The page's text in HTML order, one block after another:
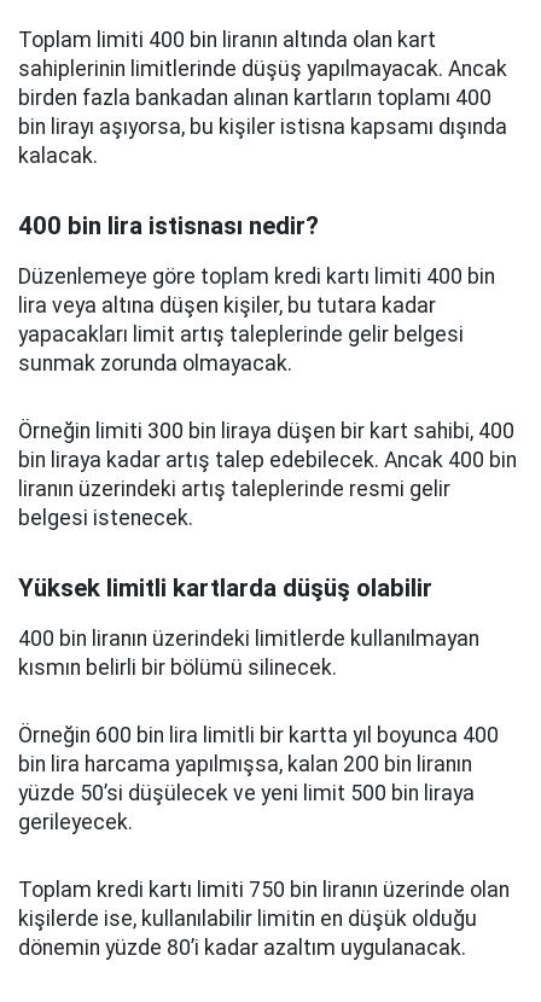
Toplam limiti 400 bin liranın altında olan kart
sahiplerinin limitlerinde düşüş yapılmayacak. Ancak
birden fazla bankadan alınan kartların toplamı 400
bin lirayı aşıyorsa, bu kişiler istisna kapsamı dışında
kalacak.
400 bin lira istisnası nedir?
Düzenlemeye göre toplam kredi kartı limiti 400 bin
lira veya altına düşen kişiler, bu tutara kadar
yapacakları limit artış taleplerinde gelir belgesi
sunmak zorunda olmayacak.
Örneğin limiti 300 bin liraya düşen bir kart sahibi, 400
bin liraya kadar artış talep edebilecek. Ancak 400 bin
liranın üzerindeki artış taleplerinde resmi gelir
belgesi istenecek.
Yüksek limitli kartlarda düşüş olabilir
400 bin liranın üzerindeki limitlerde kullanılmayan
kısmın belirli bir bölümü silinecek.
Örneğin 600 bin lira limitli bir kartta yıl boyunca 400
bin lira harcama yapılmışsa, kalan 200 bin liranın
yüzde 50’si düşülecek ve yeni limit 500 bin liraya
gerileyecek.
Toplam kredi kartı limiti 750 bin liranın üzerinde olan
kişilerde ise, kullanılabilir limitin en düşük olduğu
dönemin yüzde 80’i kadar azaltım uygulanacak.